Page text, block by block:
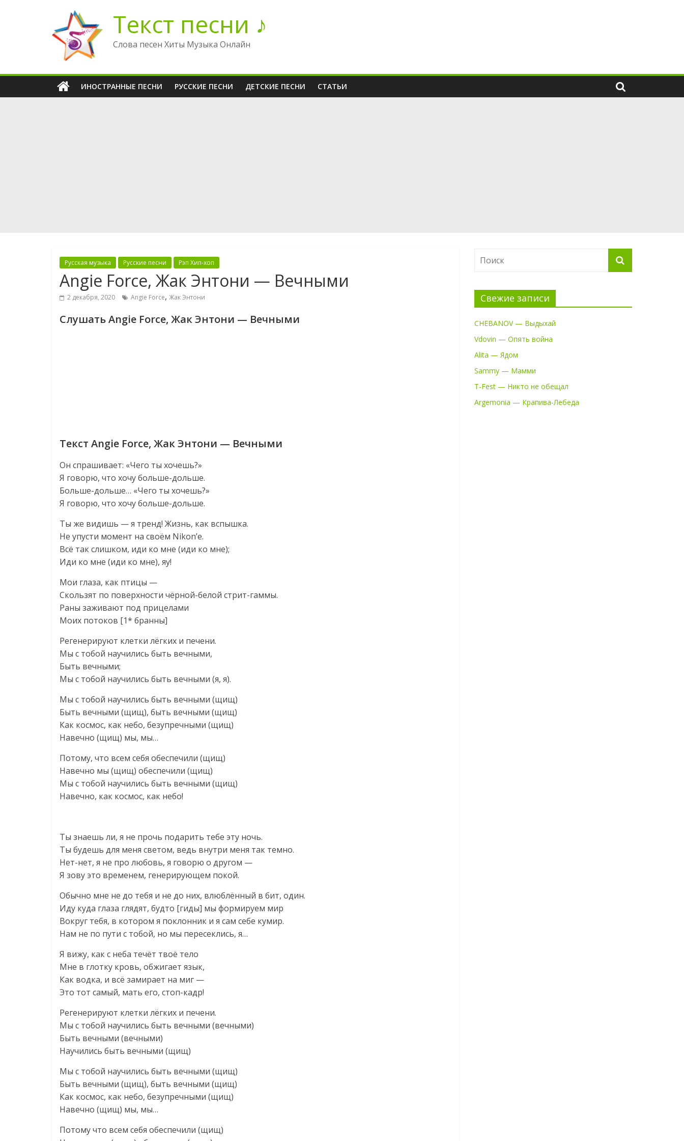
содержимому
Текст песни ♪
Слова песен Хиты Музыка Онлайн
ИНОСТРАННЫЕ ПЕСНИ РУССКИЕ ПЕСНИ ДЕТСКИЕ ПЕСНИ СТАТЬИ
Русская музыка Русские песни Рэп Хип-хоп
Angie Force, Жак Энтони — Вечными
2 декабря, 2020 Angie Force, Жак Энтони
Слушать Angie Force, Жак Энтони — Вечными
Текст Angie Force, Жак Энтони — Вечными
Он спрашивает: «Чего ты хочешь?»
Я говорю, что хочу больше-дольше.
Больше-дольше… «Чего ты хочешь?»
Я говорю, что хочу больше-дольше.
Ты же видишь — я тренд! Жизнь, как вспышка.
Не упусти момент на своём Nikon’e.
Всё так слишком, иди ко мне (иди ко мне);
Иди ко мне (иди ко мне), яу!
Мои глаза, как птицы —
Скользят по поверхности чёрной-белой стрит-гаммы.
Раны заживают под прицелами
Моих потоков [1* бранны]
Регенерируют клетки лёгких и печени.
Мы с тобой научились быть вечными,
Быть вечными;
Мы с тобой научились быть вечными (я, я).
Мы с тобой научились быть вечными (щищ)
Быть вечными (щищ), быть вечными (щищ)
Как космос, как небо, безупречными (щищ)
Навечно (щищ) мы, мы…
Потому, что всем себя обеспечили (щищ)
Навечно мы (щищ) обеспечили (щищ)
Мы с тобой научились быть вечными (щищ)
Навечно, как космос, как небо!
Ты знаешь ли, я не прочь подарить тебе эту ночь.
Ты будешь для меня светом, ведь внутри меня так темно.
Нет-нет, я не про любовь, я говорю о другом —
Я зову это временем, генерирующем покой.
Обычно мне не до тебя и не до них, влюблённый в бит, один.
Иду куда глаза глядят, будто [гиды] мы формируем мир
Вокруг тебя, в котором я поклонник и я сам себе кумир.
Нам не по пути с тобой, но мы пересеклись, я…
Я вижу, как с неба течёт твоё тело
Мне в глотку кровь, обжигает язык,
Как водка, и всё замирает на миг —
Это тот самый, мать его, стоп-кадр!
Регенерируют клетки лёгких и печени.
Мы с тобой научились быть вечными (вечными)
Быть вечными (вечными)
Научились быть вечными (щищ)
Мы с тобой научились быть вечными (щищ)
Быть вечными (щищ), быть вечными (щищ)
Как космос, как небо, безупречными (щищ)
Навечно (щищ) мы, мы…
Потому что всем себя обеспечили (щищ)
Свежие записи
CHEBANOV — Выдыхай
Vdovin — Опять война
Alita — Ядом
Sammy — Мамми
T-Fest — Никто не обещал
Argemonia — Крапива-Лебеда